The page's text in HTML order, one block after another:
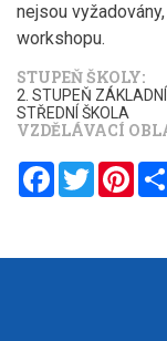
nejsou
workshopu.
STUPEŇ ŠKOLY
2. STUPEŇ
STŘEDNÍ ŠKOLA
VZDĚLÁVACÍ
Facebook
Twitter